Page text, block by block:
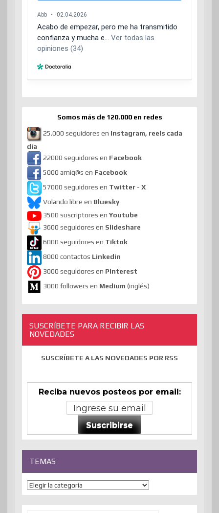
Somos más de 120.000 en redes
25.000 seguidores en Instagram, reels cada
día
22000 seguidores en Facebook
5000 amig@s en Facebook
57000 seguidores en Twitter - X
Volando libre en Bluesky
3500 suscriptores en Youtube
3600 seguidores en Slideshare
6000 seguidores en Tiktok
8000 contactos Linkedin
3000 seguidores en Pinterest
3000 followers en Medium (inglés)
SUSCRÍBETE PARA RECIBIR LAS
NOVEDADES
SUSCRÍBETE A LAS NOVEDADES POR RSS
Reciba nuevos posteos por email:
Suscribirse
TEMAS
Temas